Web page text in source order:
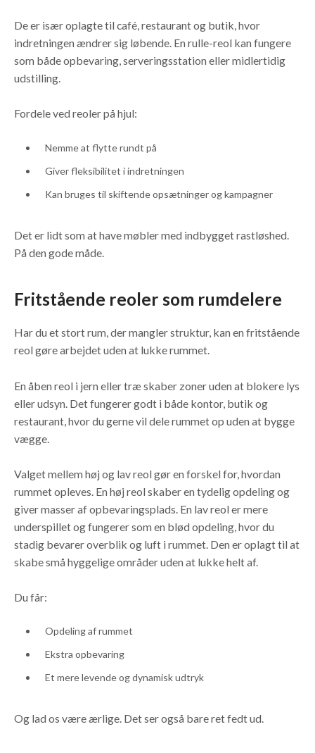
De er især oplagte til café, restaurant og butik, hvor
indretningen ændrer sig løbende. En rulle-reol kan fungere
som både opbevaring, serveringsstation eller midlertidig
udstilling.
Fordele ved reoler på hjul:
Nemme at flytte rundt på
Giver fleksibilitet i indretningen
Kan bruges til skiftende opsætninger og kampagner
Det er lidt som at have møbler med indbygget rastløshed.
På den gode måde.
Fritstående reoler som rumdelere
Har du et stort rum, der mangler struktur, kan en fritstående
reol gøre arbejdet uden at lukke rummet.
En åben reol i jern eller træ skaber zoner uden at blokere lys
eller udsyn. Det fungerer godt i både kontor, butik og
restaurant, hvor du gerne vil dele rummet op uden at bygge
vægge.
Valget mellem høj og lav reol gør en forskel for, hvordan
rummet opleves. En høj reol skaber en tydelig opdeling og
giver masser af opbevaringsplads. En lav reol er mere
underspillet og fungerer som en blød opdeling, hvor du
stadig bevarer overblik og luft i rummet. Den er oplagt til at
skabe små hyggelige områder uden at lukke helt af.
Du får:
Opdeling af rummet
Ekstra opbevaring
Et mere levende og dynamisk udtryk
Og lad os være ærlige. Det ser også bare ret fedt ud.